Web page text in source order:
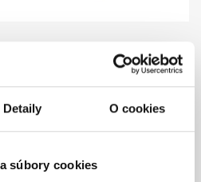
Detaily O cookies
súbory cookies